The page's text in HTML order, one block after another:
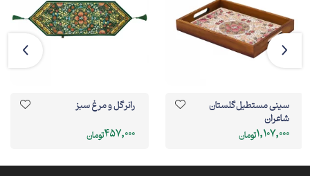
سینی مستطیل گلستان
شاعران
1,107,000تومان
رانر گل و مرغ سبز
457,000تومان